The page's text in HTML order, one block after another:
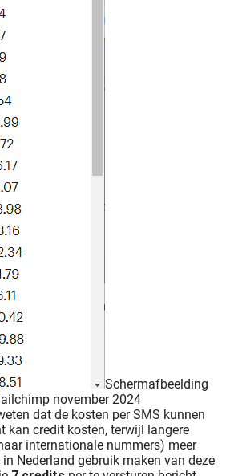
Schermafbeelding
november 2024
dat de kosten per SMS kunnen
kan credit kosten, terwijl langere
internationale nummers) meer
Nederland gebruik maken van deze